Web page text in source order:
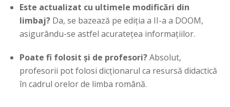
Este actualizat cu ultimele modificări din
limbaj? Da, se bazează pe ediția a II-a a DOOM,
asigurându-se astfel acuratețea informațiilor.
Poate fi folosit și de profesori?Absolut,
profesorii pot folosi dicționarul ca resursă didactică
în cadrul orelor de limba română.